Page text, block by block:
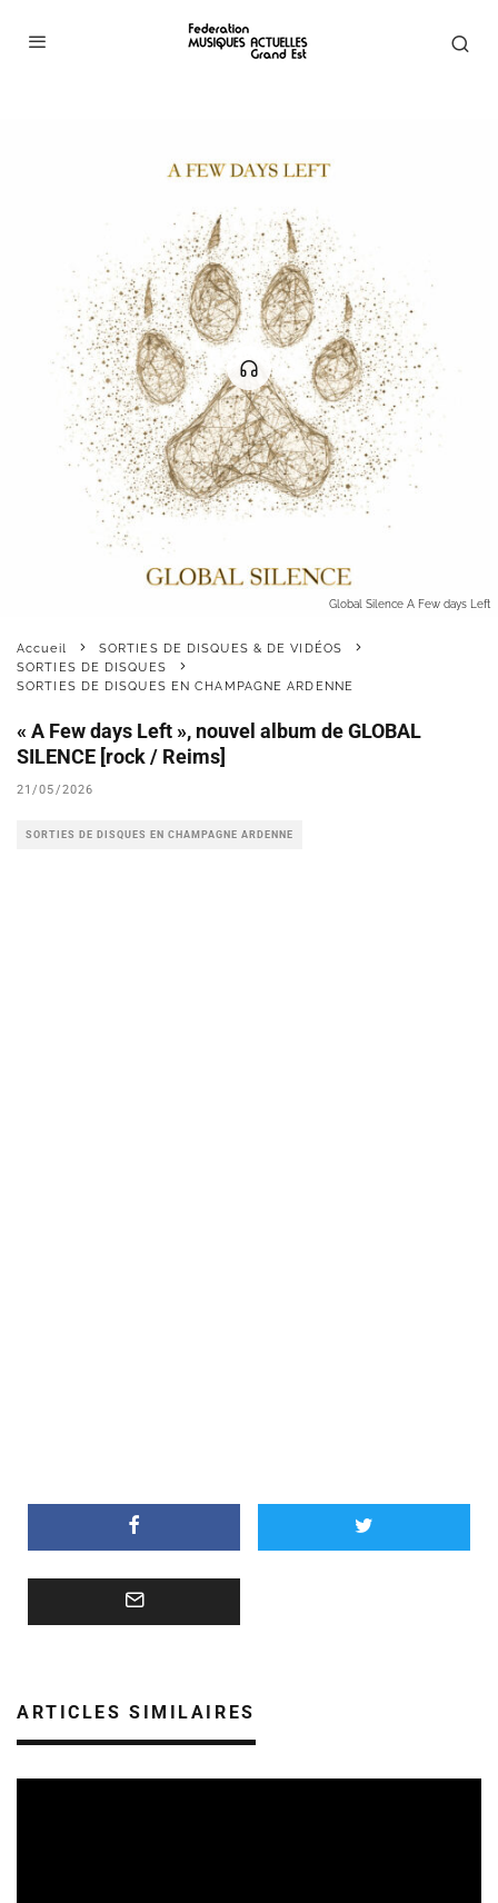
Global Silence A Few days Left
Accueil
SORTIES DE DISQUES & DE VIDÉOS
SORTIES DE DISQUES
SORTIES DE DISQUES EN CHAMPAGNE ARDENNE
« A Few days Left », nouvel album de GLOBAL
SILENCE [rock / Reims]
21/05/2026
SORTIES DE DISQUES EN CHAMPAGNE ARDENNE
ARTICLES SIMILAIRES